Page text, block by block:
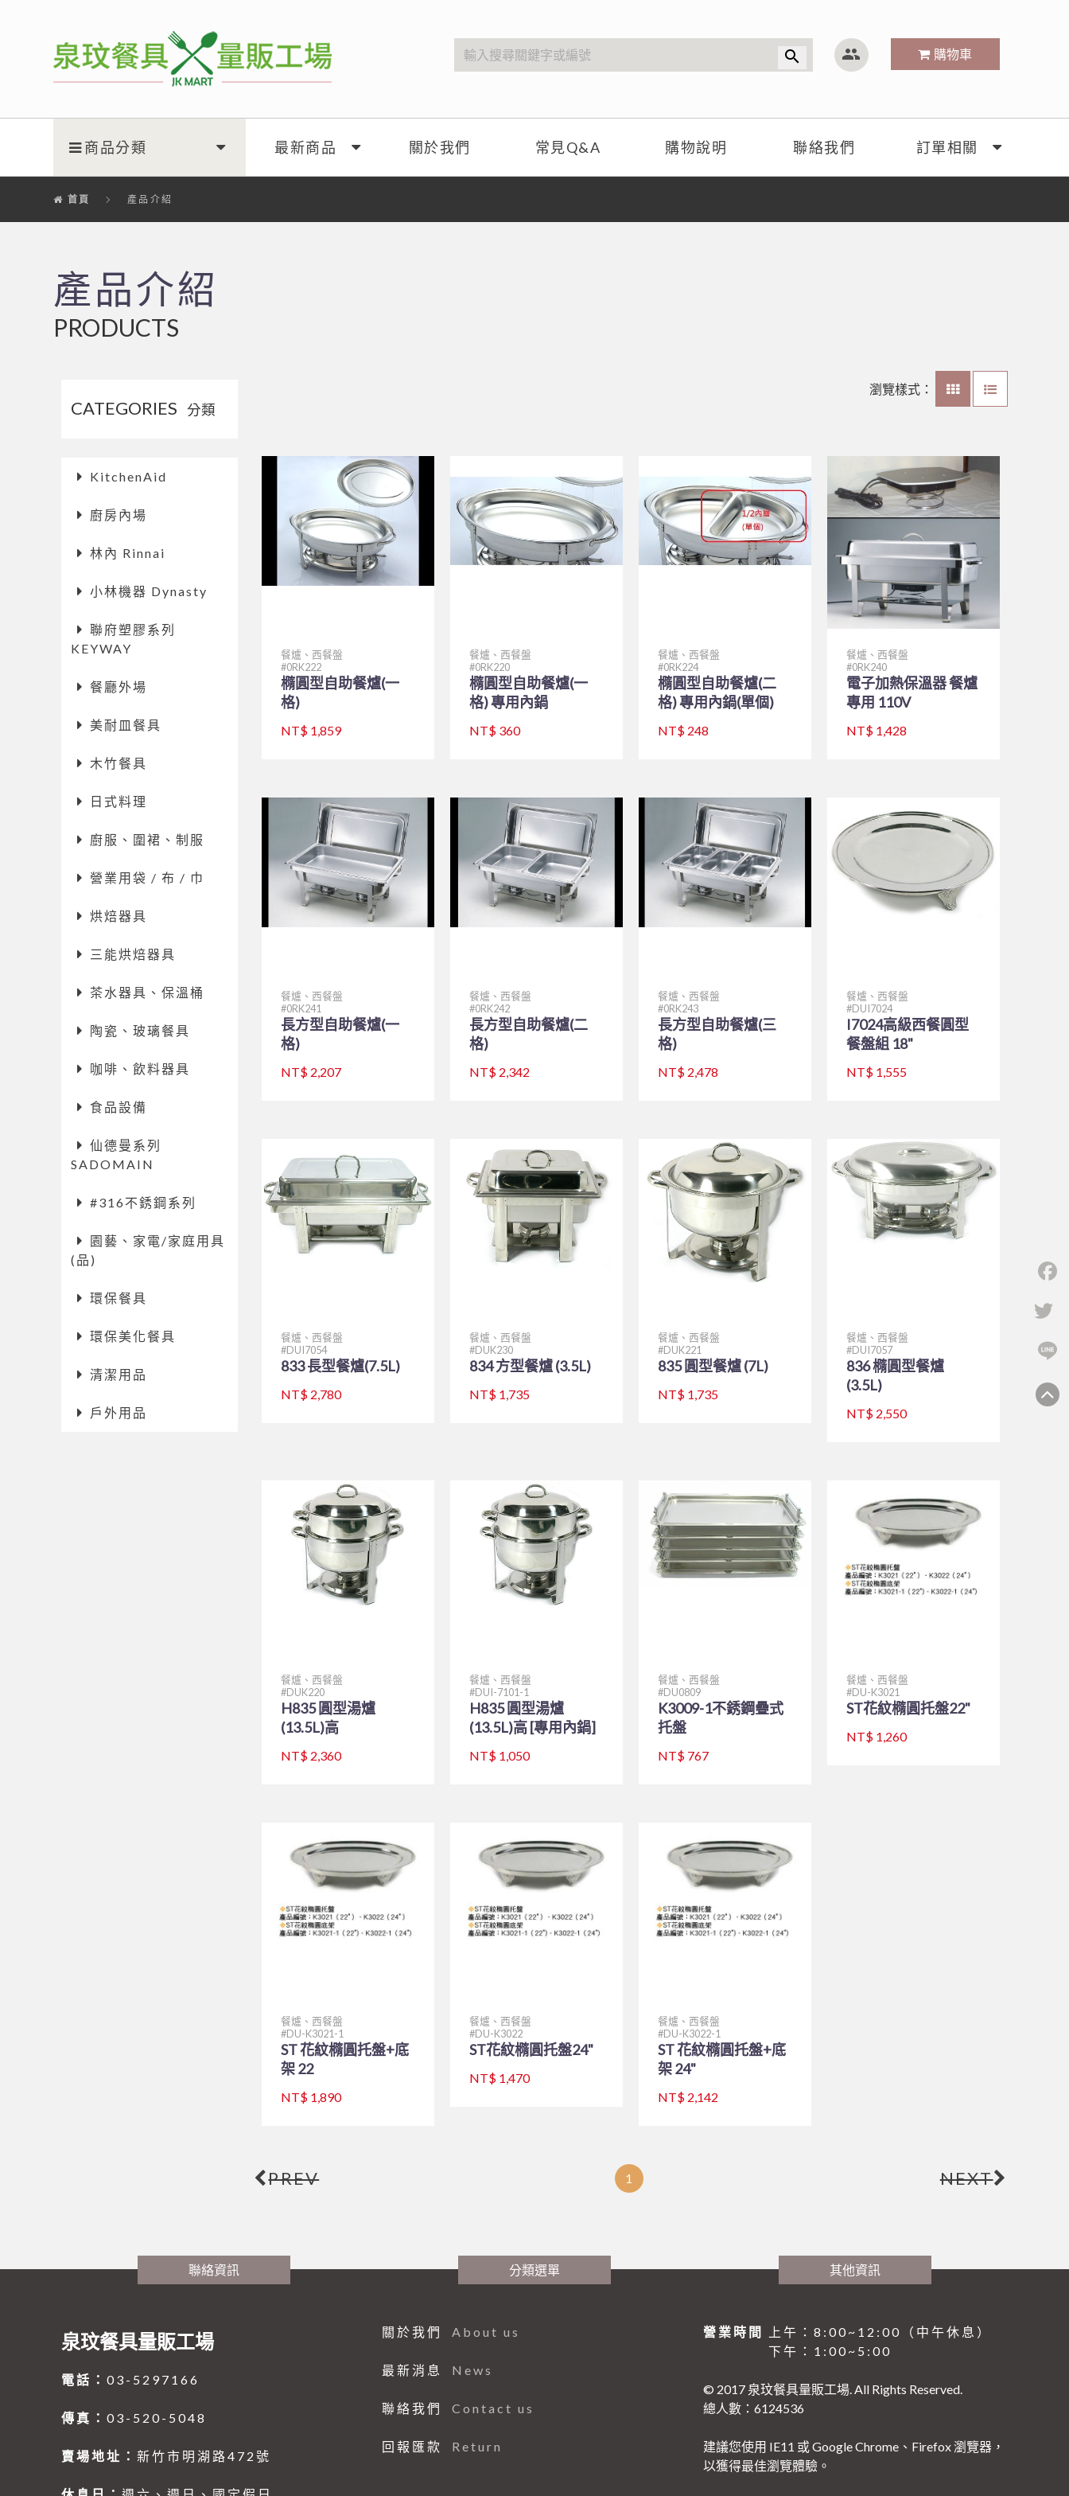
search group 購物車
商品分類 最新商品 關於我們 常見Q&A 購物說明 聯絡我們 訂單相關
首頁 產品介紹
產品介紹
PRODUCTS
CATEGORIES 分類
KitchenAid
廚房內場
林內 Rinnai
小林機器 Dynasty
聯府塑膠系列
KEYWAY
餐廳外場
美耐皿餐具
木竹餐具
日式料理
廚服、圍裙、制服
營業用袋 / 布 / 巾
烘焙器具
三能烘焙器具
茶水器具、保溫桶
陶瓷、玻璃餐具
咖啡、飲料器具
食品設備
仙德曼系列
SADOMAIN
#316不銹鋼系列
園藝、家電/家庭用具
(品)
環保餐具
環保美化餐具
清潔用品
戶外用品
瀏覽樣式：
餐爐、西餐盤
0RK222
橢圓型自助餐爐(一
格)
NT$ 1,859
餐爐、西餐盤
0RK220
橢圓型自助餐爐(一
格) 專用內鍋
NT$ 360
餐爐、西餐盤
0RK224
橢圓型自助餐爐(二
格) 專用內鍋(單個)
NT$ 248
餐爐、西餐盤
0RK240
電子加熱保溫器 餐爐
專用 110V
NT$ 1,428
餐爐、西餐盤
0RK241
長方型自助餐爐(一
格)
NT$ 2,207
餐爐、西餐盤
0RK242
長方型自助餐爐(二
格)
NT$ 2,342
餐爐、西餐盤
0RK243
長方型自助餐爐(三
格)
NT$ 2,478
餐爐、西餐盤
DUI7024
I7024高級西餐圓型
餐盤組 18"
NT$ 1,555
餐爐、西餐盤
DUI7054
833 長型餐爐(7.5L)
NT$ 2,780
餐爐、西餐盤
DUK230
834 方型餐爐 (3.5L)
NT$ 1,735
餐爐、西餐盤
DUK221
835 圓型餐爐 (7L)
NT$ 1,735
餐爐、西餐盤
DUI7057
836 橢圓型餐爐
(3.5L)
NT$ 2,550
餐爐、西餐盤
DUK220
H835 圓型湯爐
(13.5L)高
NT$ 2,360
餐爐、西餐盤
DUI-7101-1
H835 圓型湯爐
(13.5L)高 [專用內鍋]
NT$ 1,050
餐爐、西餐盤
DU0809
K3009-1不銹鋼疊式
托盤
NT$ 767
餐爐、西餐盤
DU-K3021
ST花紋橢圓托盤22"
NT$ 1,260
餐爐、西餐盤
DU-K3021-1
ST 花紋橢圓托盤+底
架 22
NT$ 1,890
餐爐、西餐盤
DU-K3022
ST花紋橢圓托盤24"
NT$ 1,470
餐爐、西餐盤
DU-K3022-1
ST 花紋橢圓托盤+底
架 24"
NT$ 2,142
PREV 1 NEXT
聯絡資訊
泉玟餐具量販工場
電話：03-5297166
傳真：03-520-5048
賣場地址：新竹市明湖路472號
分類選單
關於我們 About us
最新消息 News
聯絡我們 Contact us
回報匯款 Return
其他資訊
營業時間
上午：8:00~12:00（中午休息）
下午：1:00~5:00
© 2017 泉玟餐具量販工場. All Rights Reserved.
總人數：6124536
建議您使用 IE11 或 Google Chrome、Firefox 瀏覽器，
以獲得最佳瀏覽體驗。